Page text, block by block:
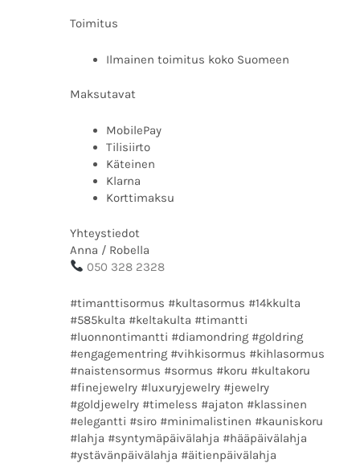
Toimitus
Ilmainen toimitus koko Suomeen
Maksutavat
MobilePay
Tilisiirto
Käteinen
Klarna
Korttimaksu
Yhteystiedot
Anna / Robella
050 328 2328
#timanttisormus #kultasormus #14kkulta
#585kulta #keltakulta #timantti
#luonnontimantti #diamondring #goldring
#engagementring #vihkisormus #kihlasormus
#naistensormus #sormus #koru #kultakoru
#finejewelry #luxuryjewelry #jewelry
#goldjewelry #timeless #ajaton #klassinen
#elegantti #siro #minimalistinen #kauniskoru
#lahja #syntymäpäivälahja #hääpäivälahja
#ystävänpäivälahja #äitienpäivälahja